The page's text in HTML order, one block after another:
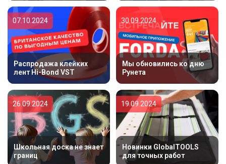
Распродажа клейких
лент Hi-Bond VST
07.10.2024
Мы обновились ко дню
Рунета
30.09.2024
Школьная доска не знает
границ
26.09.2024
Новинки GlobalTOOLS
для точных работ
19.09.2024